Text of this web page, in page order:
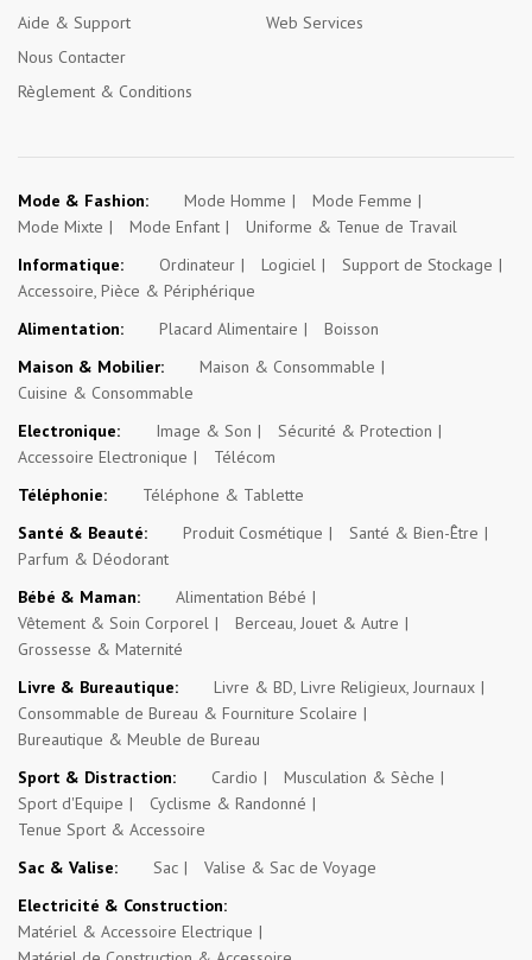
Aide & Support
Nous Contacter
Règlement & Conditions
Web Services
Mode & Fashion: Mode Homme
Mode Femme
Mode Mixte
Mode Enfant
Uniforme & Tenue de Travail
Informatique:
Ordinateur Logiciel
Support de Stockage
Accessoire, Pièce & Périphérique
Alimentation:
Placard Alimentaire
Boisson
Maison & Mobilier:
Maison & Consommable
Cuisine & Consommable
Electronique:
Image & Son
Sécurité & Protection
Accessoire Electronique
Télécom
Téléphonie:
Téléphone & Tablette
Santé & Beauté:
Produit Cosmétique
Santé & Bien-Être
Parfum & Déodorant
Bébé & Maman:
Alimentation Bébé
Vêtement & Soin Corporel
Berceau, Jouet & Autre
Grossesse & Maternité
Livre & Bureautique:
Livre & BD, Livre Religieux, Journaux
Consommable de Bureau & Fourniture Scolaire
Bureautique & Meuble de Bureau
Sport & Distraction:
Cardio
Musculation & Sèche
Sport d'Equipe
Cyclisme & Randonné
Tenue Sport & Accessoire
Sac & Valise:
Sac
Valise & Sac de Voyage
Electricité & Construction:
Matériel & Accessoire Electrique